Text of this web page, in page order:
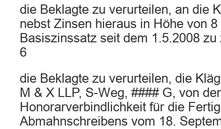
die Beklagte zu verurteilen, an die
nebst Zinsen hieraus in Höhe von
Basiszinssatz seit dem 1.5.2008 zu
6
die Beklagte zu verurteilen, die
M & X LLP, S-Weg, #### G, von der
Honorarverbindlichkeit für die
Abmahnschreibens vom 18.